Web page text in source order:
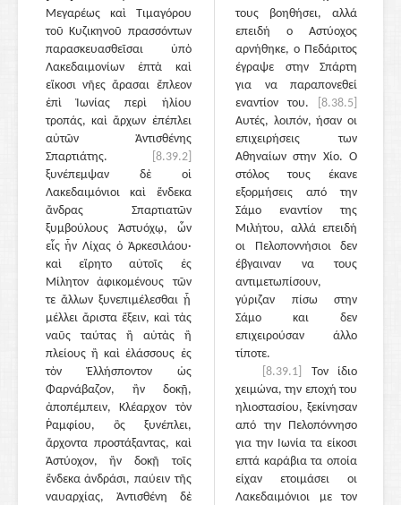
Μεγαρέως καὶ Τιμαγόρου
τοῦ Κυζικηνοῦ πρασσόντων
παρασκευασθεῖσαι ὑπὸ
Λακεδαιμονίων ἑπτὰ καὶ
εἴκοσι νῆες ἄρασαι ἔπλεον
ἐπὶ Ἰωνίας περὶ ἡλίου
τροπάς, καὶ ἄρχων ἐπέπλει
αὐτῶν Ἀντισθένης
Σπαρτιάτης.
[8.39.2]
ξυνέπεμψαν δὲ οἱ
Λακεδαιμόνιοι καὶ ἕνδεκα
ἄνδρας Σπαρτιατῶν
ξυμβούλους Ἀστυόχῳ, ὧν
εἷς ἦν Λίχας ὁ Ἀρκεσιλάου·
καὶ εἴρητο αὐτοῖς ἐς
Μίλητον ἀφικομένους τῶν
τε ἄλλων ξυνεπιμέλεσθαι ᾗ
μέλλει ἄριστα ἕξειν, καὶ τὰς
ναῦς ταύτας ἢ αὐτὰς ἢ
πλείους ἢ καὶ ἐλάσσους ἐς
τὸν Ἑλλήσποντον ὡς
Φαρνάβαζον, ἢν δοκῇ,
ἀποπέμπειν, Κλέαρχον τὸν
Ῥαμφίου, ὃς ξυνέπλει,
ἄρχοντα προστάξαντας, καὶ
Ἀστύοχον, ἢν δοκῇ τοῖς
ἕνδεκα ἀνδράσι, παύειν τῆς
ναυαρχίας, Ἀντισθένη δὲ
τους βοηθήσει, αλλά
επειδή ο Αστύοχος
αρνήθηκε, ο Πεδάριτος
έγραψε στην Σπάρτη
για να παραπονεθεί
εναντίον του.
[8.38.5]
Αυτές, λοιπόν, ήσαν οι
επιχειρήσεις των
Αθηναίων στην Χίο. Ο
στόλος τους έκανε
εξορμήσεις από την
Σάμο εναντίον της
Μιλήτου, αλλά επειδή
οι Πελοποννήσιοι δεν
έβγαιναν να τους
αντιμετωπίσουν,
γύριζαν πίσω στην
Σάμο και δεν
επιχειρούσαν άλλο
τίποτε.
[8.39.1]
Τον ίδιο
χειμώνα, την εποχή του
ηλιοστασίου, ξεκίνησαν
από την Πελοπόννησο
για την Ιωνία τα είκοσι
επτά καράβια τα οποία
είχαν ετοιμάσει οι
Λακεδαιμόνιοι με τον